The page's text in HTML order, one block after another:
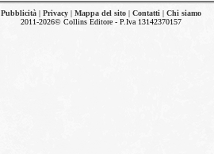
Pubblicità| Privacy| Mappa del sito| Contatti| Chi siamo
2011-2026© Collins Editore - P.Iva 13142370157